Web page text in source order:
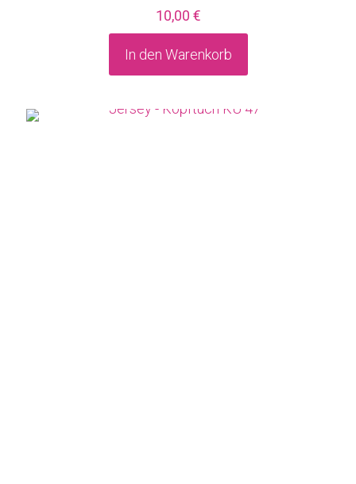
10,00 €
In den Warenkorb